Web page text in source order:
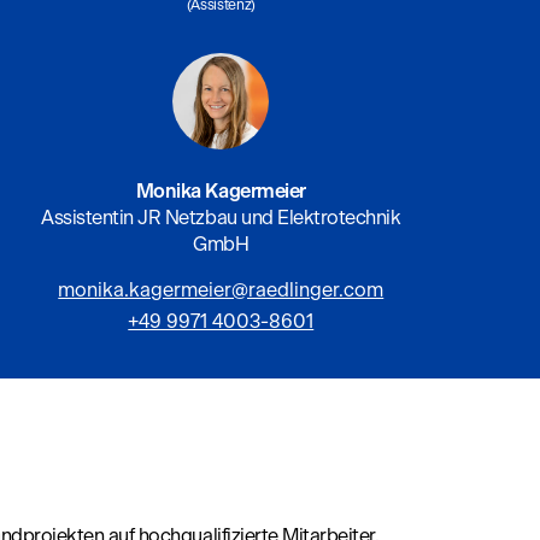
(Assistenz)
Monika Kagermeier
Assistentin JR Netzbau und Elektrotechnik
GmbH
monika.kagermeier@raedlinger.com
+49 9971 4003-8601